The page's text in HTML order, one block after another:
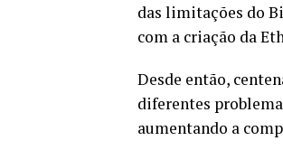
das limitações do
com a criação da
Desde então,
diferentes
aumentando a